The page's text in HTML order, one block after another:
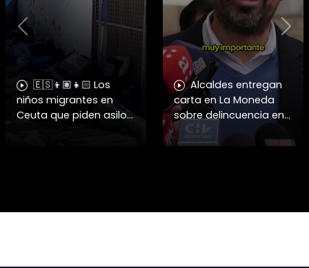
🇪🇸👦🏽👧🏻 Los
niños migrantes en
Ceuta que piden asilo
Alcaldes entregan
carta en La Moneda
sobre delincuencia en
menores
Previous